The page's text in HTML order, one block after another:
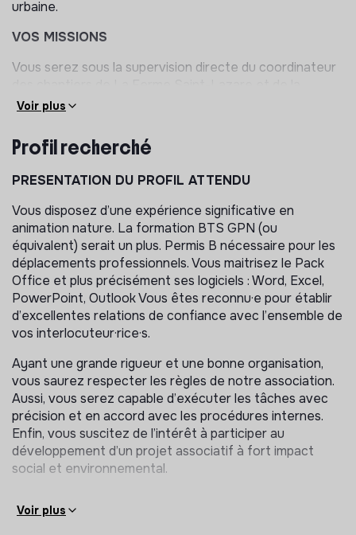
urbaine.
VOS MISSIONS
Vous serez sous la supervision directe du coordinateur
Pépinière Villeneuve-Saint-Georges. Vous superviserez
insertion dédié·e·s à l’animation. Vous travaillerez en
étroite collaboration avec le pôle EEDD (Éducation à
l’Environnement et au Développement Durable) ainsi
qu’avec les autres collègues :
Gérer les activités d’éducation à l’environnement
de la Ferme Saint-Lazare
Définir des animations du site
Élaborer des contenus et supports pédagogiques
Accueillir les groupes et animation de sessions
auprès de tout public (enfants, adultes, séniors…)
site (interactions avec les animaux)
Coordonner des animations sur l’ensemble des sites
(planning, devis, organisation)
Organiser le budget lié aux animations
Contribuer à la promotion des actions d’EEDD sur
l’ile-de-France Sud :
Représenter l’association sur le site et en dehors
Voir plus
Profil recherché
PRESENTATION DU PROFIL ATTENDU
Vous disposez d’une expérience significative en
animation nature. La formation BTS GPN (ou
équivalent) serait un plus. Permis B nécessaire pour les
déplacements professionnels. Vous maitrisez le Pack
Office et plus précisément ses logiciels : Word, Excel,
PowerPoint, Outlook Vous êtes reconnu·e pour établir
d’excellentes relations de confiance avec l’ensemble de
vos interlocuteur·rice·s.
Ayant une grande rigueur et une bonne organisation,
vous saurez respecter les règles de notre association.
Aussi, vous serez capable d’exécuter les tâches avec
précision et en accord avec les procédures internes.
Enfin, vous suscitez de l’intérêt à participer au
développement d’un projet associatif à fort impact
social et environnemental.
Voir plus